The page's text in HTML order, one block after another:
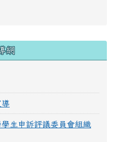
網
導
生申訴評議委員會組織